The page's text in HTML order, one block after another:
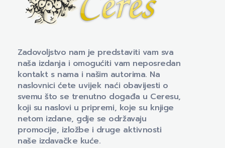
Zadovoljstvo nam je predstaviti vam sva
naša izdanja i omogućiti vam neposredan
kontakt s nama i našim autorima. Na
naslovnici ćete uvijek naći obavijesti o
svemu što se trenutno događa u Ceresu,
koji su naslovi u pripremi, koje su knjige
netom izdane, gdje se održavaju
promocije, izložbe i druge aktivnosti
naše izdavačke kuće.